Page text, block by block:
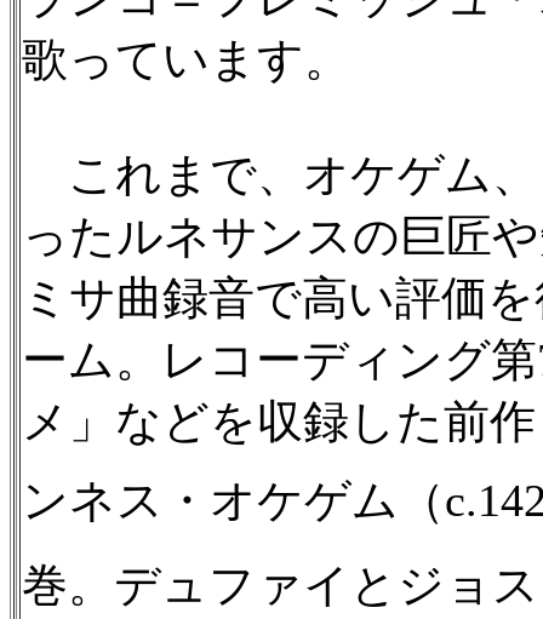
歌っています。
これまで、オケゲム
ったルネサンスの巨匠
ミサ曲録音で高い評価
ーム。レコーディング
メ」などを収録した前
ンネス・オケゲム（
巻。デュファイとジョ